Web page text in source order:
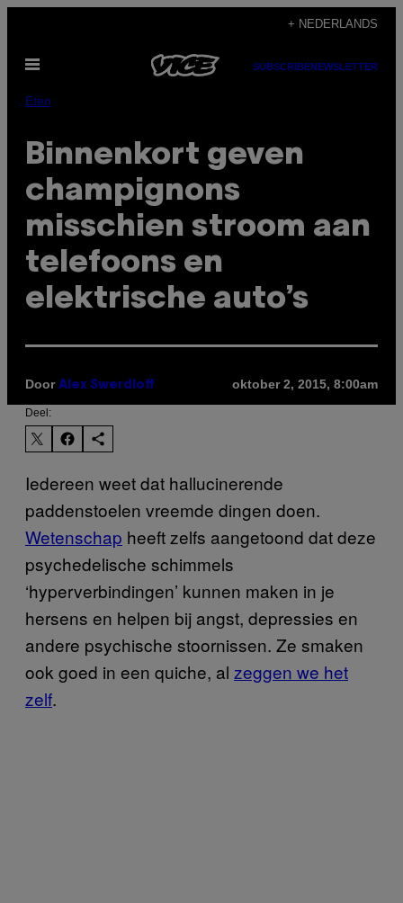
de
inhoud
+ NEDERLANDS
Open
SUBSCRIBENEWSLETTER
Eten
Binnenkort geven
champignons
misschien stroom aan
telefoons en
elektrische auto’s
Door Alex Swerdloff oktober 2, 2015, 8:00am
Deel:
Iedereen weet dat hallucinerende
paddenstoelen vreemde dingen doen.
Wetenschap heeft zelfs aangetoond dat deze
psychedelische schimmels
‘hyperverbindingen’ kunnen maken in je
hersens en helpen bij angst, depressies en
andere psychische stoornissen. Ze smaken
ook goed in een quiche, al zeggen we het
zelf.